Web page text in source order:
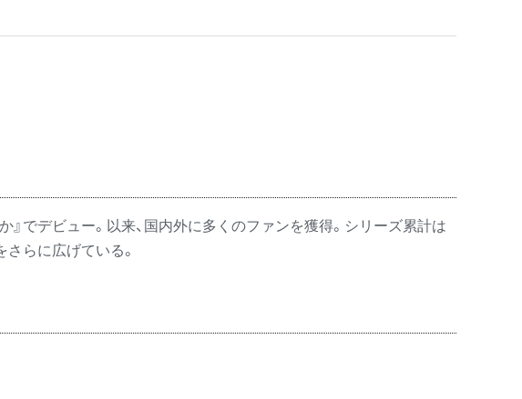
でデビュー。以来、国内外に多くのファンを獲得。シリーズ累計は
らに広げている。